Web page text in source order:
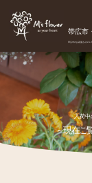
帯広市
帯広市のお花屋さんM's
入荷中
～現在ご